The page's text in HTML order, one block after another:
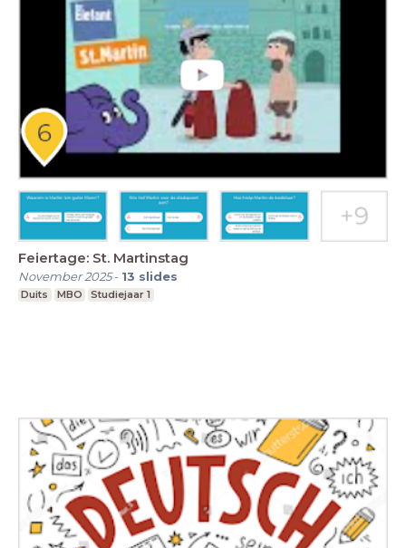
Feiertage: St. Martinstag
November 2025- 13 slides
Duits MBO Studiejaar 1